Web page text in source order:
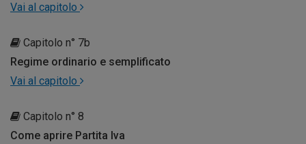
Vai al capitolo
Capitolo n° 7b
Regime ordinario e semplificato
Vai al capitolo
Capitolo n° 8
Come aprire Partita Iva